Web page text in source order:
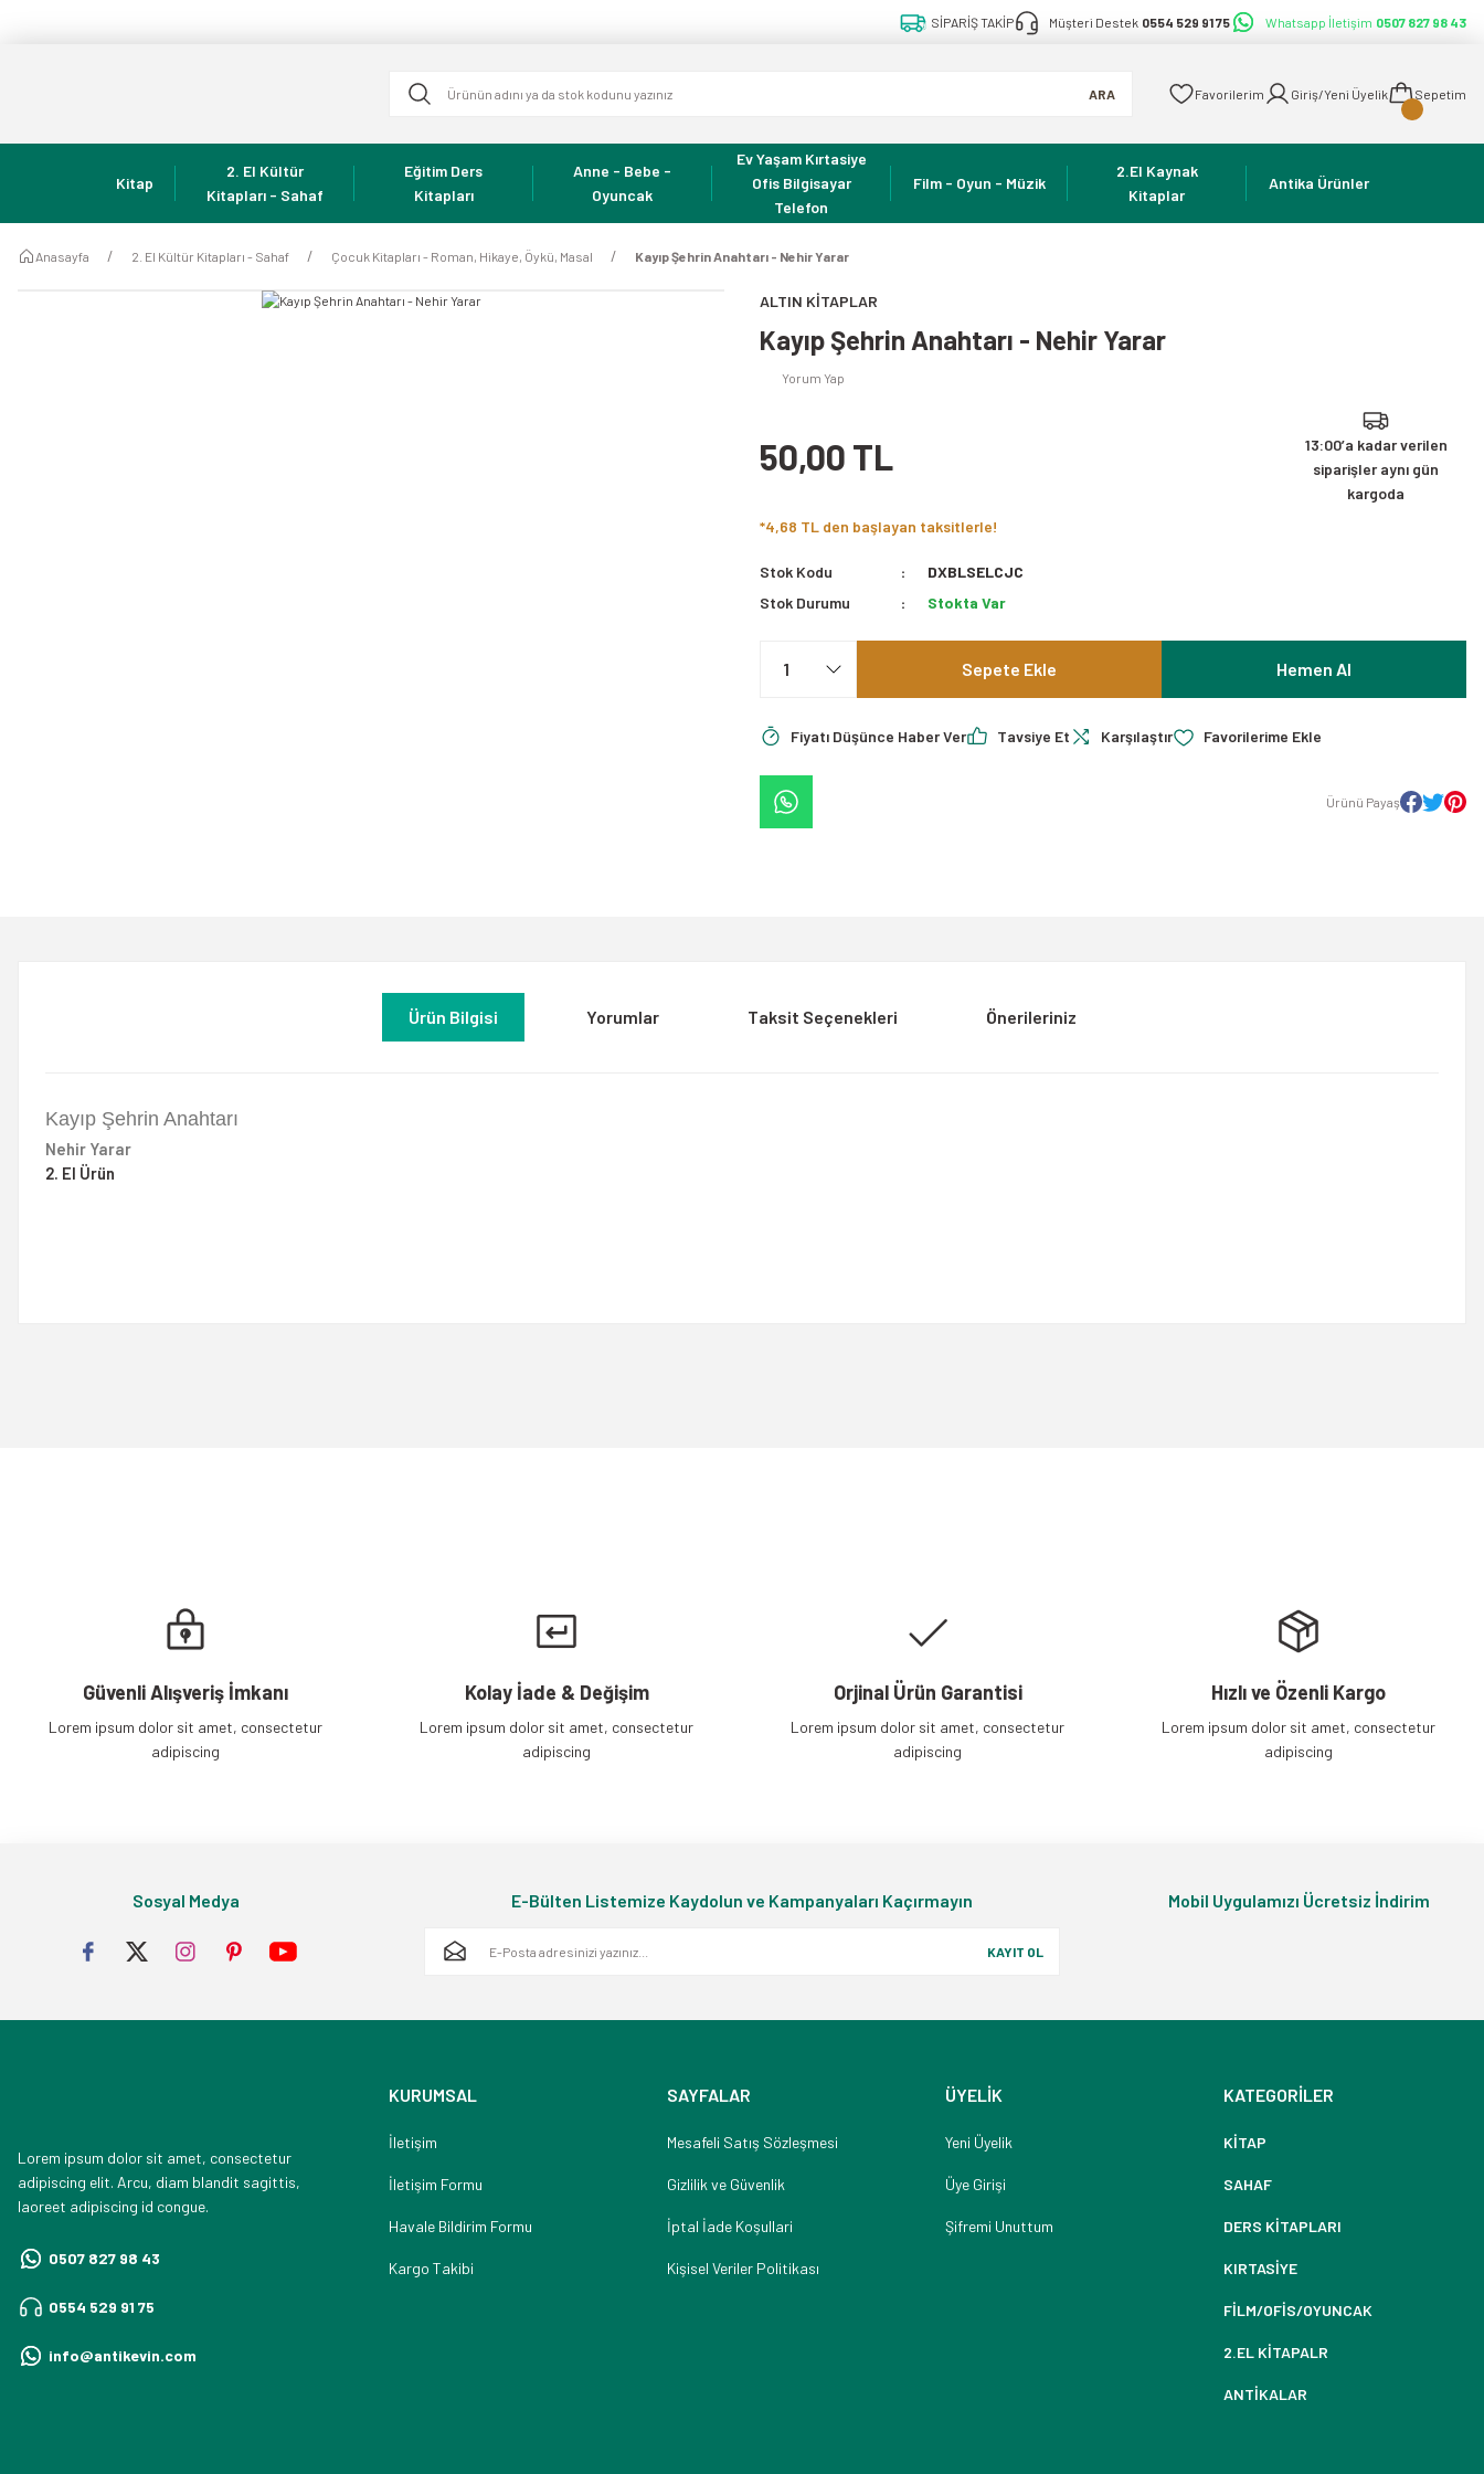
SİPARİŞ TAKİP Müşteri Destek 0554 529 91 75 Whatsapp İletişim 0507 827 98 43
ARA Favorilerim Giriş/Yeni Üyelik Sepetim
Kitap
2. El Kültür
Kitapları - Sahaf
Eğitim Ders
Kitapları
Anne - Bebe -
Oyuncak
Ev Yaşam Kırtasiye
Ofis Bilgisayar
Telefon
Film - Oyun - Müzik
2.El Kaynak
Kitaplar
Antika Ürünler
Anasayfa 2. El Kültür Kitapları - Sahaf Çocuk Kitapları - Roman, Hikaye, Öykü, Masal Kayıp Şehrin Anahtarı - Nehir Yarar
ALTIN KİTAPLAR
Kayıp Şehrin Anahtarı - Nehir Yarar
Yorum Yap
50,00 TL
13:00’a kadar verilen
siparişler aynı gün
kargoda
*4,68 TL den başlayan taksitlerle!
Stok Kodu
DXBLSELCJC
Stok Durumu
Stokta Var
Sepete Ekle Hemen Al
Fiyatı Düşünce Haber Ver Tavsiye Et Karşılaştır
Ürünü Payaş
Ürün Bilgisi Yorumlar Taksit Seçenekleri Önerileriniz
Kayıp Şehrin Anahtarı
Nehir Yarar
2. El Ürün
Güvenli Alışveriş İmkanı
Lorem ipsum dolor sit amet, consectetur
adipiscing
Kolay İade & Değişim
Lorem ipsum dolor sit amet, consectetur
adipiscing
Orjinal Ürün Garantisi
Lorem ipsum dolor sit amet, consectetur
adipiscing
Hızlı ve Özenli Kargo
Lorem ipsum dolor sit amet, consectetur
adipiscing
Sosyal Medya E-Bülten Listemize Kaydolun ve Kampanyaları Kaçırmayın
KAYIT OL
Mobil Uygulamızı Ücretsiz İndirim
Lorem ipsum dolor sit amet, consectetur
adipiscing elit. Arcu, diam blandit sagittis,
laoreet adipiscing id congue.
0507 827 98 43
0554 529 91 75
info@antikevin.com
KURUMSAL
İletişim
İletişim Formu
Havale Bildirim Formu
Kargo Takibi
SAYFALAR
Mesafeli Satış Sözleşmesi
Gizlilik ve Güvenlik
İptal İade Koşullari
Kişisel Veriler Politikası
ÜYELİK
Yeni Üyelik
Üye Girişi
Şifremi Unuttum
KATEGORİLER
KİTAP
SAHAF
DERS KİTAPLARI
KIRTASİYE
FİLM/OFİS/OYUNCAK
2.EL KİTAPALR
ANTİKALAR